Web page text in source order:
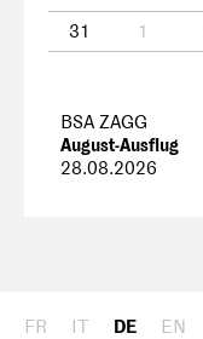
31
1
BSA ZAGG
August-Ausflug
28.08.2026
FR IT DE EN